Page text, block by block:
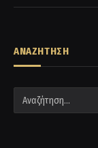
ΑΝΑΖΗΤΗΣΗ